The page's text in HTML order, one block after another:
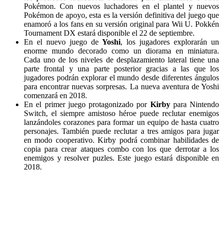
Pokémon. Con nuevos luchadores en el plantel y nuevos
Pokémon de apoyo, esta es la versión definitiva del juego que
enamoró a los fans en su versión original para Wii U. Pokkén
Tournament DX estará disponible el 22 de septiembre.
En el nuevo juego deYoshi, los jugadores explorarán un
enorme mundo decorado como un diorama en miniatura.
Cada uno de los niveles de desplazamiento lateral tiene una
parte frontal y una parte posterior gracias a las que los
jugadores podrán explorar el mundo desde diferentes ángulos
para encontrar nuevas sorpresas. La nueva aventura de Yoshi
comenzará en 2018.
En el primer juego protagonizado por Kirbypara Nintendo
Switch, el siempre amistoso héroe puede reclutar enemigos
lanzándoles corazones para formar un equipo de hasta cuatro
personajes. También puede reclutar a tres amigos para jugar
en modo cooperativo. Kirby podrá combinar habilidades de
copia para crear ataques combo con los que derrotar a los
enemigos y resolver puzles. Este juego estará disponible en
2018.